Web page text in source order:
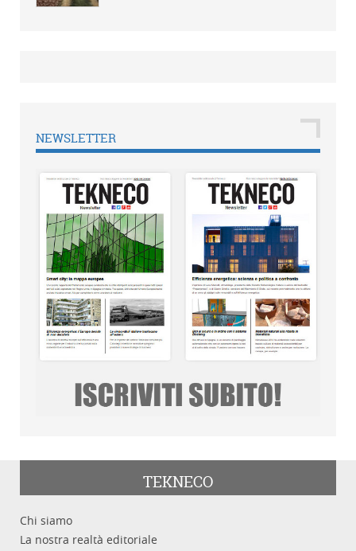
NEWSLETTER
TEKNECO
Chi siamo
La nostra realtà editoriale